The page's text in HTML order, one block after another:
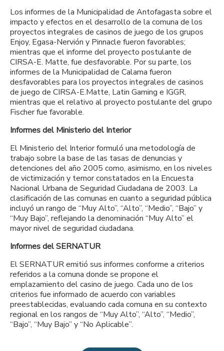
Los informes de la Municipalidad de Antofagasta sobre el
impacto y efectos en el desarrollo de la comuna de los
proyectos integrales de casinos de juego de los grupos
Enjoy, Egasa-Nervión y Pinnacle fueron favorables;
mientras que el informe del proyecto postulante de
CIRSA-E. Matte, fue desfavorable. Por su parte, los
informes de la Municipalidad de Calama fueron
desfavorables para los proyectos integrales de casinos
de juego de CIRSA-E.Matte, Latin Gaming e IGGR,
mientras que el relativo al proyecto postulante del grupo
Fischer fue favorable.
Informes del Ministerio del Interior
El Ministerio del Interior formuló una metodología de
trabajo sobre la base de las tasas de denuncias y
detenciones del año 2005 como, asimismo, en los niveles
de victimización y temor constatados en la Encuesta
Nacional Urbana de Seguridad Ciudadana de 2003. La
clasificación de las comunas en cuanto a seguridad pública
incluyó un rango de “Muy Alto”, “Alto”, “Medio”, “Bajo” y
“Muy Bajo”, reflejando la denominación “Muy Alto” el
mayor nivel de seguridad ciudadana.
Informes del SERNATUR
El SERNATUR emitió sus informes conforme a criterios
referidos a la comuna donde se propone el
emplazamiento del casino de juego. Cada uno de los
criterios fue informado de acuerdo con variables
preestablecidas, evaluando cada comuna en su contexto
regional en los rangos de “Muy Alto”, “Alto”, “Medio”,
“Bajo”, “Muy Bajo” y “No Aplicable”.